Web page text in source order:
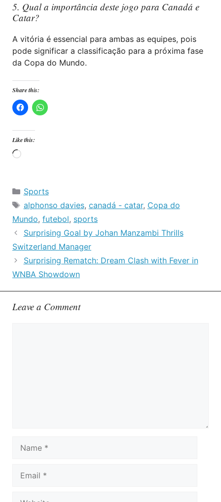
5. Qual a importância deste jogo para Canadá e
Catar?
A vitória é essencial para ambas as equipes, pois
pode significar a classificação para a próxima fase
da Copa do Mundo.
Share this:
Like this:
Loading…
Categories
Sports
Tags
alphonso davies, canadá - catar, Copa do
Mundo, futebol, sports
Surprising Goal by Johan Manzambi Thrills
Switzerland Manager
Surprising Rematch: Dream Clash with Fever in
WNBA Showdown
Leave a Comment